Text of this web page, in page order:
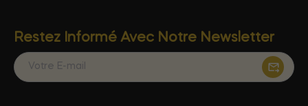
Restez Informé Avec Notre Newsletter